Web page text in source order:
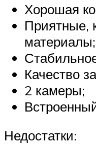
Хорошая
Приятные,
материалы;
Качество
2 камеры;
Недостатки: